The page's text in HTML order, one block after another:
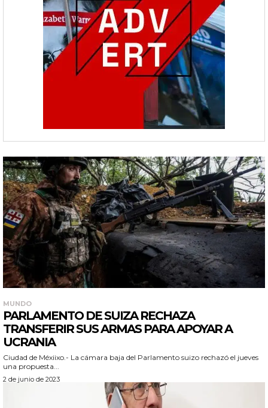
MUNDO
PARLAMENTO DE SUIZA RECHAZA
TRANSFERIR SUS ARMAS PARA APOYAR A
UCRANIA
Ciudad de Méxiixo.- La cámara baja del Parlamento suizo rechazó el jueves
una propuesta...
2 de junio de 2023